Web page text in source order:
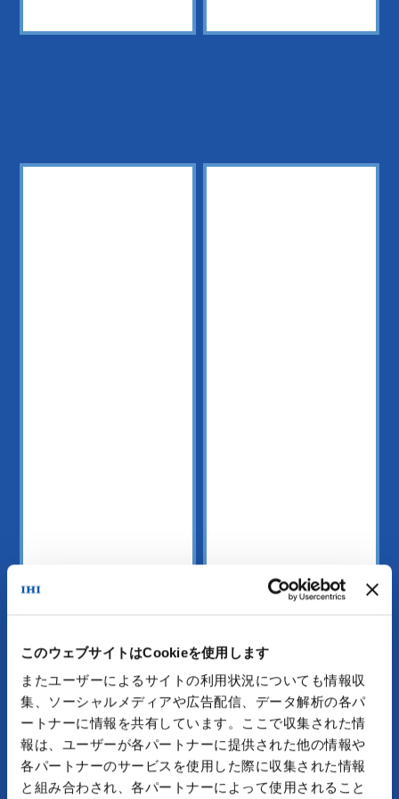
このウェブサイトはCookieを使用します
またユーザーによるサイトの利用状況についても情報収
集、ソーシャルメディアや広告配信、データ解析の各パ
ートナーに情報を共有しています。ここで収集された情
報は、ユーザーが各パートナーに提供された他の情報や
各パートナーのサービスを使用した際に収集された情報
と組み合わされ、各パートナーによって使用されること
水素利活用 カーボン
リサイクル